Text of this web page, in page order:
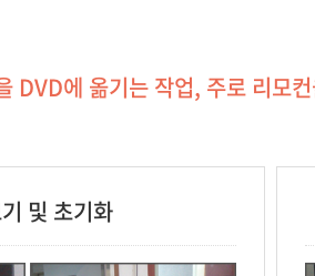
DVD에 옮기는 작업, 주로 리모
및 초기화